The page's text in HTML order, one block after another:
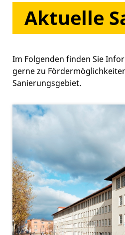
Aktuelle
Im Folgenden finden Sie
gerne zu
Sanierungsgebiet.